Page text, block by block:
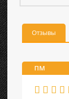
Отзывы
ПМ